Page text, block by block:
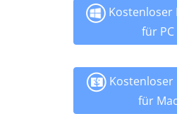
Kostenloser
für PC
Kostenloser
für Mac